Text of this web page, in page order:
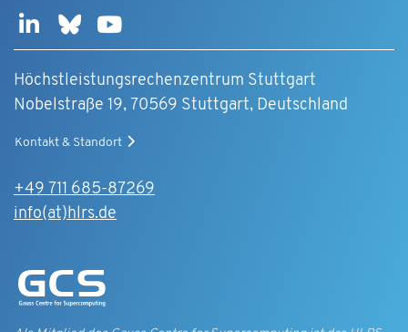
Höchstleistungsrechenzentrum Stuttgart
Nobelstraße 19, 70569 Stuttgart, Deutschland
Kontakt & Standort
+49 711 685-87269
info(at)hlrs.de